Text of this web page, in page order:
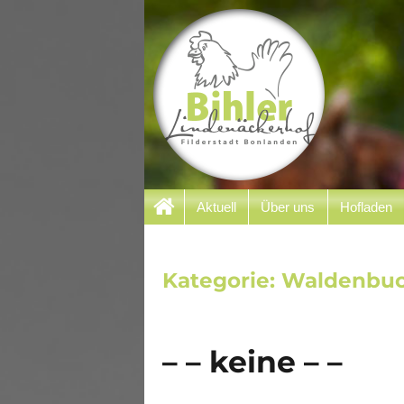
Bihler
Filderstadt Bonlanden
Aktuell Über uns Hofladen
Kategorie:
– – keine – –